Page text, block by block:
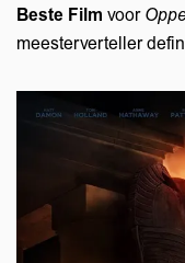
Beste Film voor
meesterverteller